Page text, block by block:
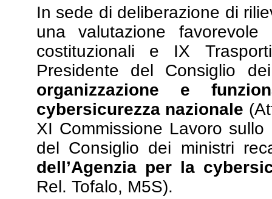
In sede di deliberazione di
una valutazione
costituzionali e IX
Presidente del Consiglio
organizzazione e
cybersicurezza nazionale
XI Commissione Lavoro
del Consiglio dei ministri
dell’Agenzia per la
Rel. Tofalo, M5S).